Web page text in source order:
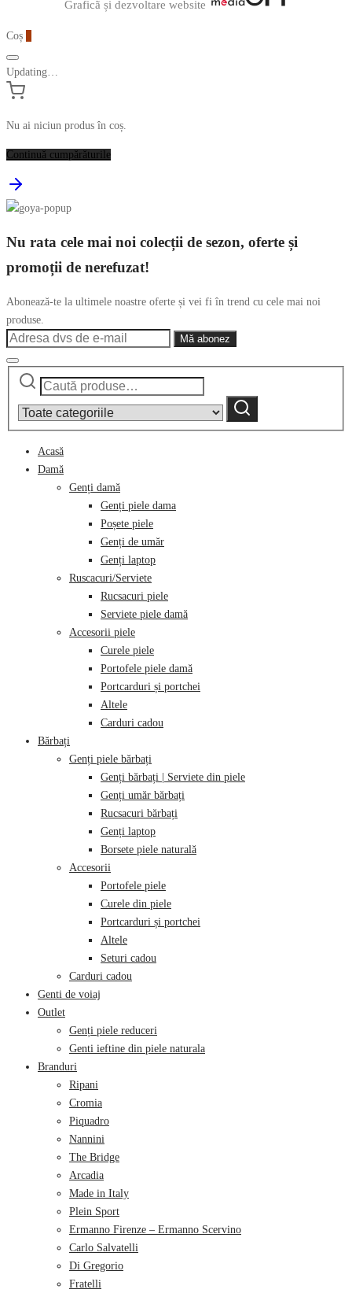
Graficã și dezvoltare website
Coș
Updating…
Nu ai niciun produs în coș.
Continuă cumpărăturile
Nu rata cele mai noi colecții de sezon, oferte și
promoții de nerefuzat!
Abonează-te la ultimele noastre oferte și vei fi în trend cu cele mai noi
produse.
Caută
category:
Caută
Acasă
Damă
Genți damă
Genți piele dama
Poșete piele
Genți de umăr
Genți laptop
Ruscacuri/Serviete
Rucsacuri piele
Serviete piele damă
Accesorii piele
Curele piele
Portofele piele damă
Portcarduri și portchei
Altele
Carduri cadou
Bărbați
Genți piele bărbați
Genți bărbați | Serviete din piele
Genți umăr bărbați
Rucsacuri bărbați
Genți laptop
Borsete piele naturală
Accesorii
Portofele piele
Curele din piele
Portcarduri și portchei
Altele
Seturi cadou
Carduri cadou
Genti de voiaj
Outlet
Genți piele reduceri
Genti ieftine din piele naturala
Branduri
Ripani
Cromia
Piquadro
Nannini
The Bridge
Arcadia
Made in Italy
Plein Sport
Ermanno Firenze – Ermanno Scervino
Carlo Salvatelli
Di Gregorio
Fratelli